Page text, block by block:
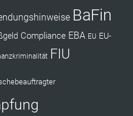
BaFin
Compliance EBA EU EU-
FIU